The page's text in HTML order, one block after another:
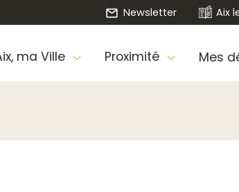
Newsletter Aix
ma Ville Proximité Mes